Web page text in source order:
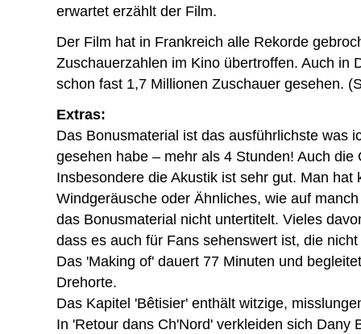
erwartet erzählt der Film.
Der Film hat in Frankreich alle Rekorde
Zuschauerzahlen im Kino übertroffen. Auch in
schon fast 1,7 Millionen Zuschauer gesehen.
Extras:
Das Bonusmaterial ist das ausführlichste was
gesehen habe – mehr als 4 Stunden! Auch die
Insbesondere die Akustik ist sehr gut. Man hat
Windgeräusche oder Ähnliches, wie auf
das Bonusmaterial nicht untertitelt. Vieles
dass es auch für Fans sehenswert ist, die
Das 'Making of' dauert 77 Minuten und
Drehorte.
Das Kapitel 'Bêtisier' enthält witzige,
In 'Retour dans Ch'Nord' verkleiden sich Dany